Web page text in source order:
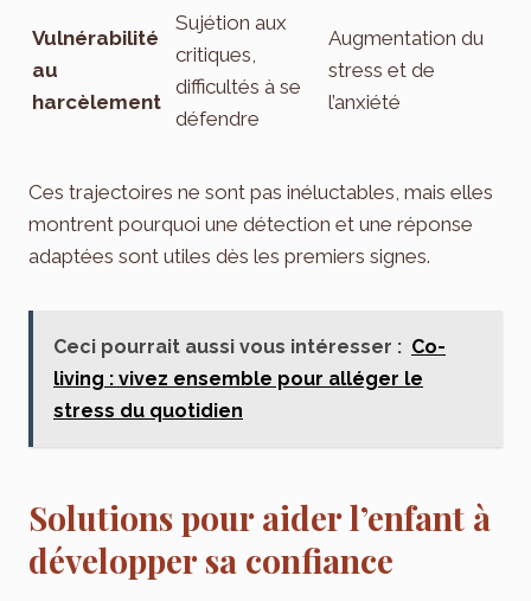
Vulnérabilité
au
harcèlement
Sujétion aux
critiques,
difficultés à se
défendre
Augmentation du
stress et de
l’anxiété
Ces trajectoires ne sont pas inéluctables, mais elles
montrent pourquoi une détection et une réponse
adaptées sont utiles dès les premiers signes.
Ceci pourrait aussi vous intéresser : Co-
living : vivez ensemble pour alléger le
stress du quotidien
Solutions pour aider l’enfant à
développer sa confiance